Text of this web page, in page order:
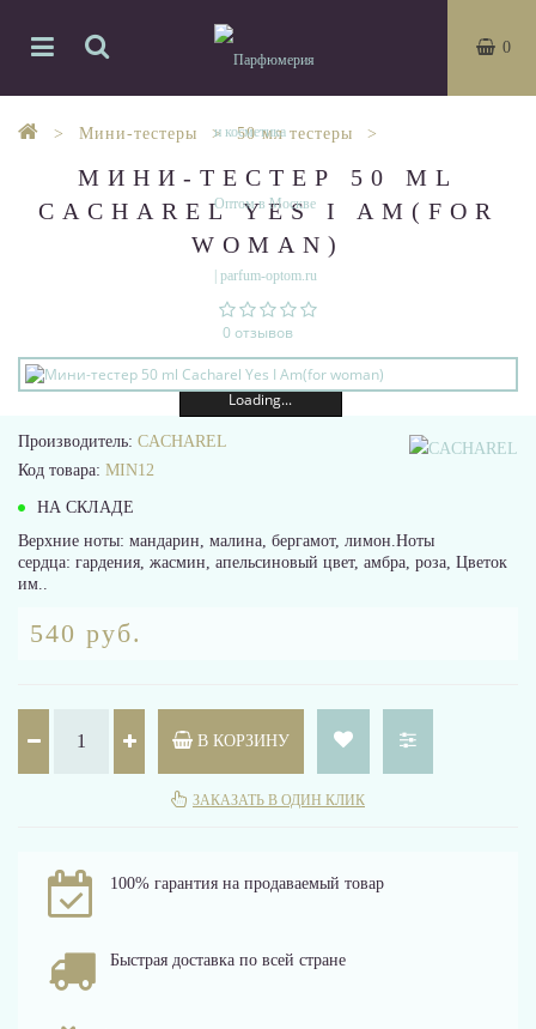
0
Мини-тестеры 50 мл тестеры
МИНИ-ТЕСТЕР 50 ML
CACHAREL YES I AM(FOR
WOMAN)
0 отзывов
Loading...
Производитель: CACHAREL
Код товара: MIN12
НА СКЛАДЕ
Верхние ноты: мандарин, малина, бергамот, лимон.Ноты
сердца: гардения, жасмин, апельсиновый цвет, амбра, роза, Цветок
им..
540 руб.
В КОРЗИНУ
ЗАКАЗАТЬ В ОДИН КЛИК
100% гарантия на продаваемый товар
Быстрая доставка по всей стране